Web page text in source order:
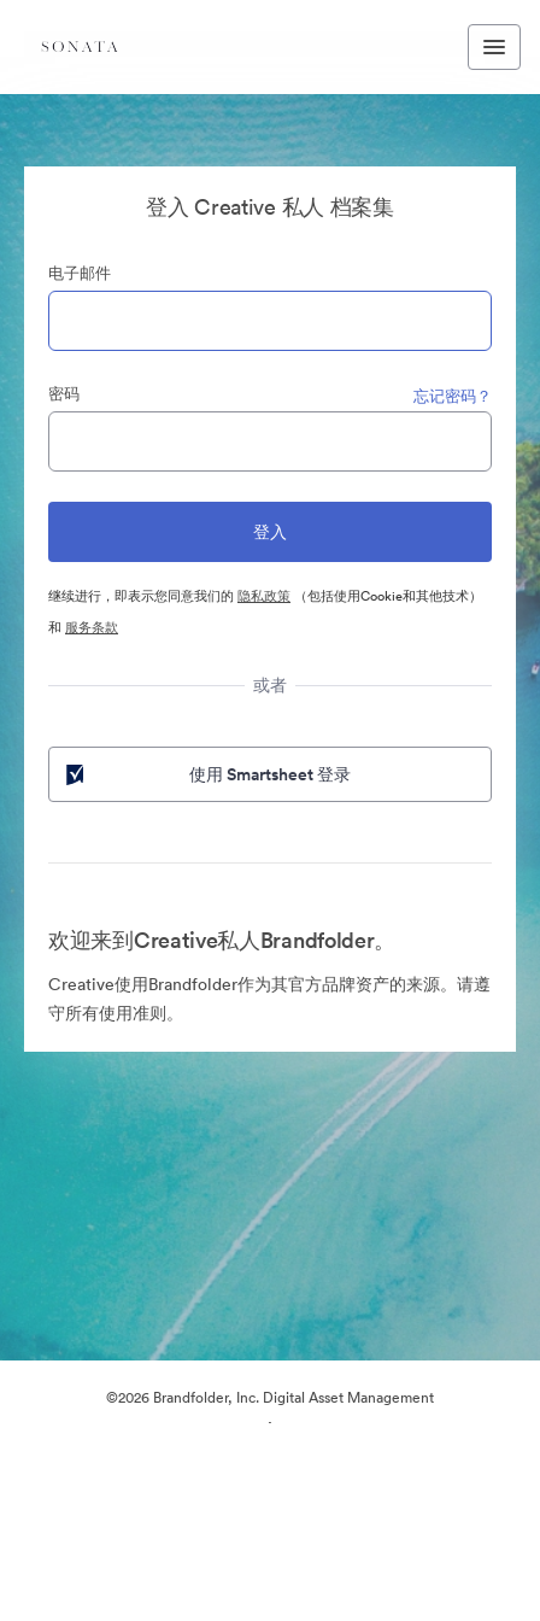
登入 Creative 私人 档案集
电子邮件
密码 忘记密码？
继续进行，即表示您同意我们的 隐私政策 （包括使用Cookie和其他技术）
和 服务条款
或者
使用 Smartsheet 登录
欢迎来到Creative私人Brandfolder。
Creative使用Brandfolder作为其官方品牌资产的来源。请遵
守所有使用准则。
©2026 Brandfolder, Inc. Digital Asset Management
·